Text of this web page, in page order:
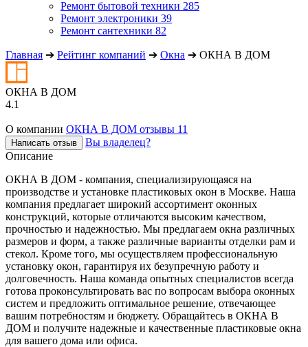
Ремонт бытовой техники 285
Ремонт электроники 39
Ремонт сантехники 82
Главная ➔ Рейтинг компаний ➔ Окна ➔ ОКНА В ДОМ
ОКНА В ДОМ
4.1
О компании ОКНА В ДОМ отзывы 11
Написать отзыв
Вы владелец?
Описание
ОКНА В ДОМ - компания, специализирующаяся на
производстве и установке пластиковых окон в Москве. Наша
компания предлагает широкий ассортимент оконных
конструкций, которые отличаются высоким качеством,
прочностью и надежностью. Мы предлагаем окна различных
размеров и форм, а также различные варианты отделки рам и
стекол. Кроме того, мы осуществляем профессиональную
установку окон, гарантируя их безупречную работу и
долговечность. Наша команда опытных специалистов всегда
готова проконсультировать вас по вопросам выбора оконных
систем и предложить оптимальное решение, отвечающее
вашим потребностям и бюджету. Обращайтесь в ОКНА В
ДОМ и получите надежные и качественные пластиковые окна
для вашего дома или офиса.